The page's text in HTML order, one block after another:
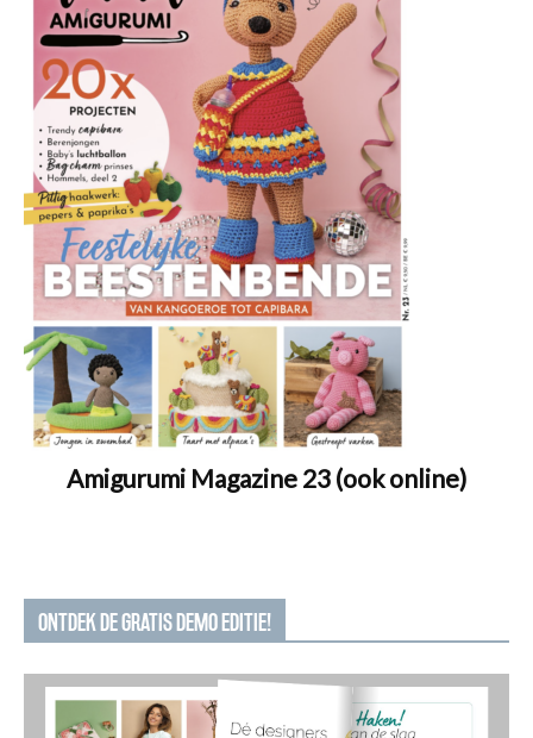
Amigurumi Magazine 23 (ook online)
ONTDEK DE GRATIS DEMO EDITIE!